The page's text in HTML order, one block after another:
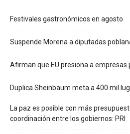
Festivales gastronómicos en agosto
Suspende Morena a diputadas
Afirman que EU presiona a
Duplica Sheinbaum meta a 400 mil
La paz es posible con más
coordinación entre los gobiernos: PRI